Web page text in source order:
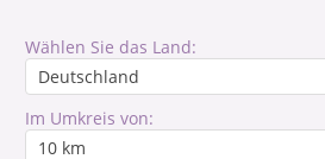
Wählen Sie das Land:
Im Umkreis von: